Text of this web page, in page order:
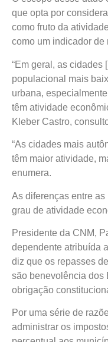
que opta por
como fruto da
como um indicador de
“Em geral, as cidades
populacional mais
urbana,
têm atividade
Kleber Castro,
“As cidades mais
têm maior atividade,
enumera.
As diferenças entre
grau de atividade
Presidente da CNM,
dependente atribuída
diz que os repasses
são benevolência dos
obrigação
Por uma série de
administrar os